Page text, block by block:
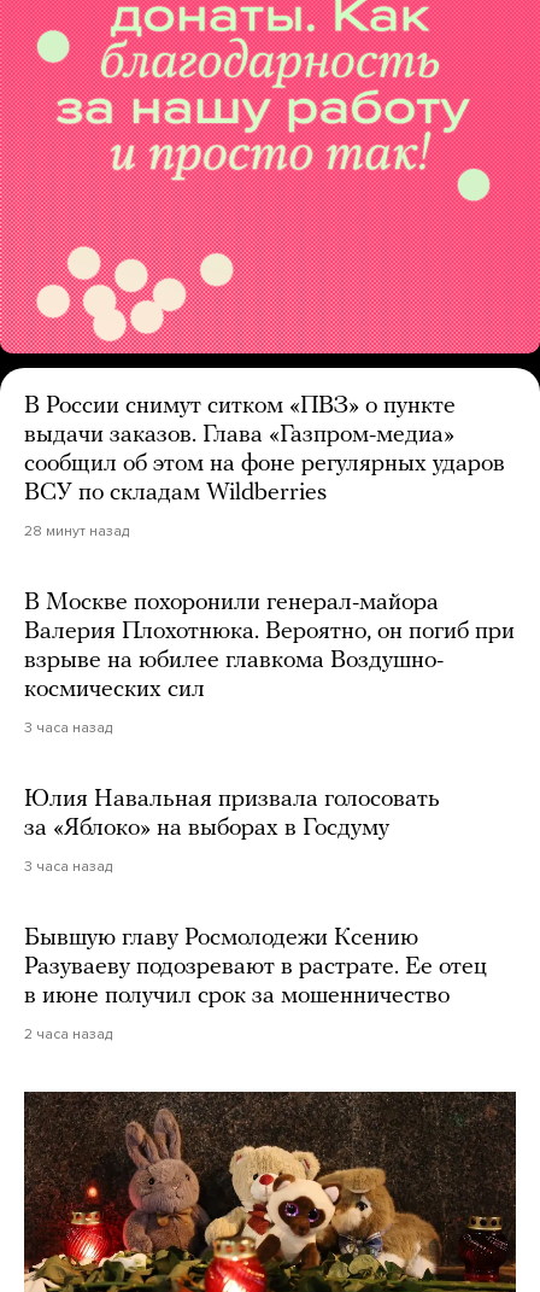
В России снимут ситком «ПВЗ» о пункте
выдачи заказов. Глава «Газпром-медиа»
сообщил об этом на фоне регулярных ударов
ВСУ по складам Wildberries
28 минут назад
В Москве похоронили генерал-майора
Валерия Плохотнюка. Вероятно, он погиб при
взрыве на юбилее главкома Воздушно-
космических сил
3 часа назад
Юлия Навальная призвала голосовать
за «Яблоко» на выборах в Госдуму
3 часа назад
Бывшую главу Росмолодежи Ксению
Разуваеву подозревают в растрате. Ее отец
в июне получил срок за мошенничество
2 часа назад